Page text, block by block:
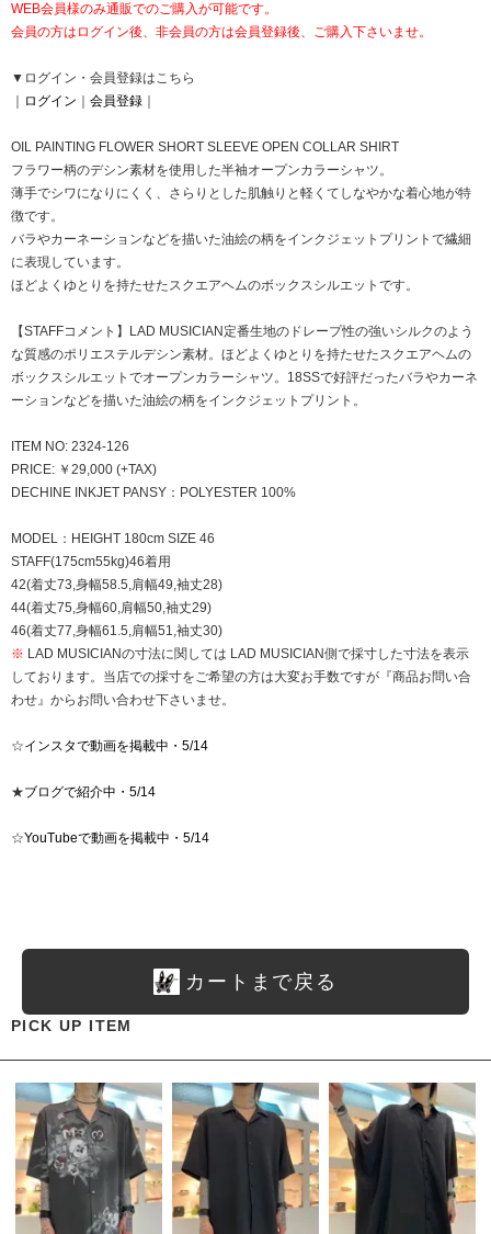
WEB会員様のみ通販でのご購入が可能です。
会員の方はログイン後、非会員の方は会員登録後、ご購入下さいませ。
▼ログイン・会員登録はこちら
｜ ログイン ｜ 会員登録 ｜
OIL PAINTING FLOWER SHORT SLEEVE OPEN COLLAR SHIRT
フラワー柄のデシン素材を使用した半袖オープンカラーシャツ。
薄手でシワになりにくく、さらりとした肌触りと軽くてしなやかな着心地が特
徴です。
バラやカーネーションなどを描いた油絵の柄をインクジェットプリントで繊細
に表現しています。
ほどよくゆとりを持たせたスクエアヘムのボックスシルエットです。
【STAFFコメント】LAD MUSICIAN定番生地のドレープ性の強いシルクのよう
な質感のポリエステルデシン素材。ほどよくゆとりを持たせたスクエアヘムの
ボックスシルエットでオープンカラーシャツ。18SSで好評だったバラやカーネ
ーションなどを描いた油絵の柄をインクジェットプリント。
ITEM NO: 2324-126
PRICE: ￥29,000 (+TAX)
DECHINE INKJET PANSY：POLYESTER 100%
MODEL：HEIGHT 180cm SIZE 46
STAFF(175cm55kg)46着用
42(着丈73,身幅58.5,肩幅49,袖丈28)
44(着丈75,身幅60,肩幅50,袖丈29)
46(着丈77,身幅61.5,肩幅51,袖丈30)
※ LAD MUSICIANの寸法に関しては LAD MUSICIAN側で採寸した寸法を表示
しております。当店での採寸をご希望の方は大変お手数ですが『商品お問い合
わせ』からお問い合わせ下さいませ。
☆インスタで動画を掲載中・5/14
★ブログで紹介中・5/14
☆YouTubeで動画を掲載中・5/14
カートまで戻る
PICK UP ITEM